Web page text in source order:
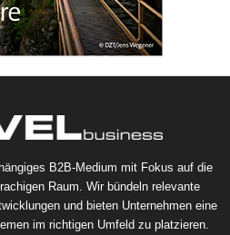
B2B-Medium mit Fokus auf die
Raum. Wir bündeln relevante
und bieten Unternehmen eine
im richtigen Umfeld zu platzieren.